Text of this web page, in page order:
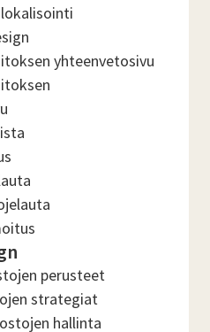
yhteenvetosivu
perusteet
strategiat
hallinta